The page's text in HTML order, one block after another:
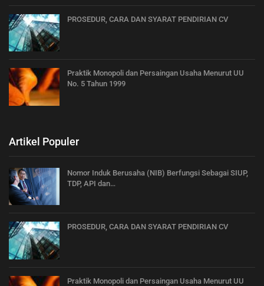
PROSEDUR, CARA DAN SYARAT PENDIRIAN CV
Praktik Monopoli dan Persaingan Usaha Menurut UU
No. 5 Tahun 1999
Artikel Populer
Nomor Induk Berusaha (NIB) Berfungsi Sebagai SIUP,
TDP, API dan…
PROSEDUR, CARA DAN SYARAT PENDIRIAN CV
Praktik Monopoli dan Persaingan Usaha Menurut UU